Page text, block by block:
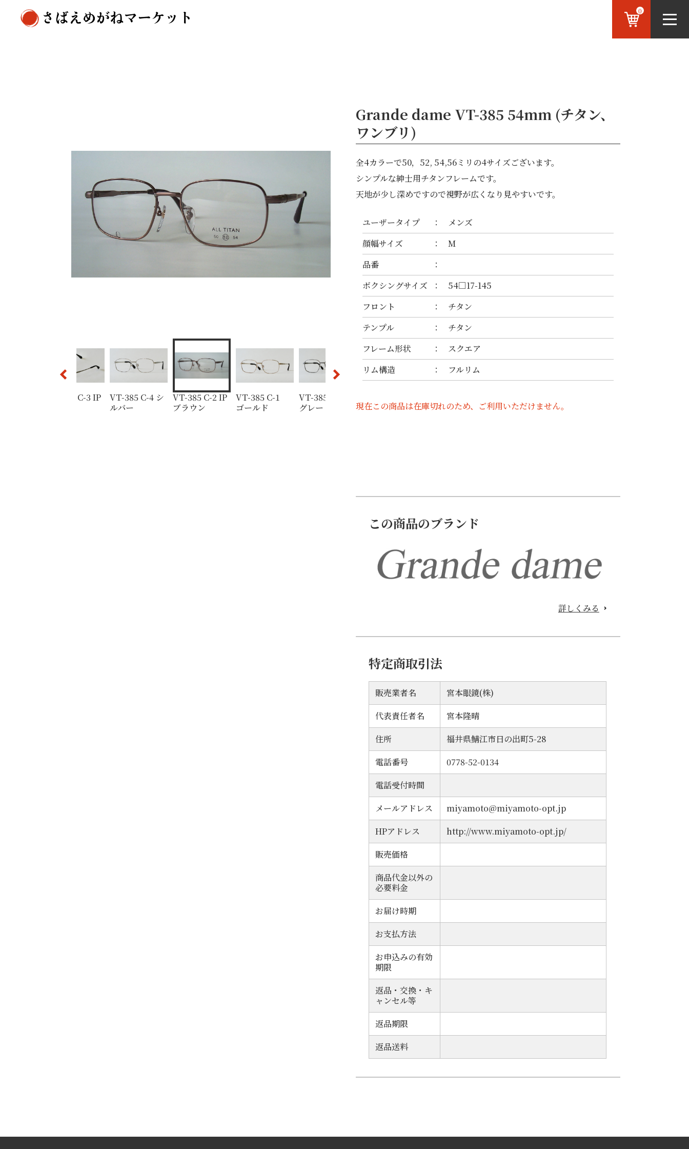
0
VT-385 C-3 IP
VT-385 C-4 シ
ルバー
VT-385 C-2 IP
ブラウン
VT-385 C-1
ゴールド
VT-385 C-3 IP
グレー
グレー
ルバー
ブラウン
ゴールド
Grande dame VT-385 54mm (チタン、
ワンブリ)
全4カラーで50，52, 54,56ミリの4サイズございます。
シンプルな紳士用チタンフレームです。
天地が少し深めですので視野が広くなり見やすいです。
ユーザータイプ
メンズ
顔幅サイズ
M
品番
ボクシングサイズ
54□17-145
フロント
チタン
テンプル
チタン
フレーム形状
スクエア
リム構造
フルリム
現在この商品は在庫切れのため、ご利用いただけません。
この商品のブランド
詳しくみる
特定商取引法
販売業者名
宮本眼鏡(株)
代表責任者名
宮本隆晴
住所
福井県鯖江市日の出町5-28
電話番号
0778-52-0134
電話受付時間
メールアドレス
miyamoto@miyamoto-opt.jp
HPアドレス
http://www.miyamoto-opt.jp/
販売価格
商品代金以外の
必要料金
お届け時期
お支払方法
お申込みの有効
期限
返品・交換・キ
ャンセル等
返品期限
返品送料